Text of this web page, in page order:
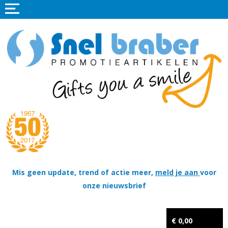
Mis geen update, trend of actie meer, meld je aan voor
onze nieuwsbrief
€ 0,00
Home
Promotieartikelen
Tassen
Thema's